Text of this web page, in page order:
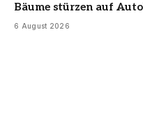
Bäume stürzen auf
6 August 2026